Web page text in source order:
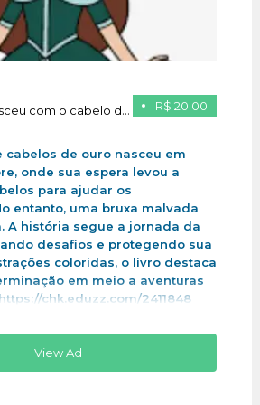
R$ 20.00
A menina que nasceu com o cabelo de ouro
cabelos de ouro nasceu em
onde sua espera levou a
para ajudar os
entanto, uma bruxa malvada
A história segue a jornada da
desafios e protegendo sua
coloridas, o livro destaca
em meio a aventuras
chk.eduzz.com/2411848
View Ad